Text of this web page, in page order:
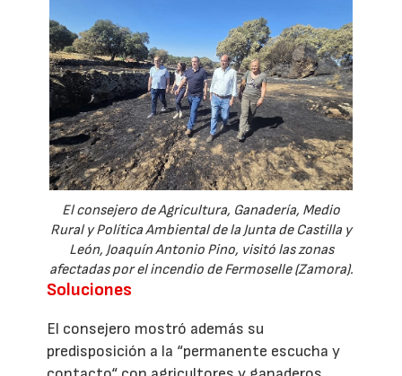
El consejero de Agricultura, Ganadería, Medio
Rural y Política Ambiental de la Junta de Castilla y
León, Joaquín Antonio Pino, visitó las zonas
afectadas por el incendio de Fermoselle (Zamora).
Soluciones
El consejero mostró además su
predisposición a la “permanente escucha y